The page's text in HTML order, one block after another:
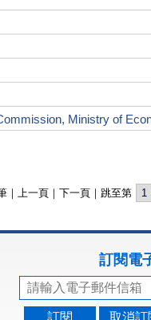
Ministry of
｜ 上一頁 ｜ 下一頁 ｜跳至第
訂閱電